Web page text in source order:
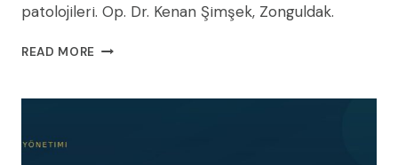
patolojileri. Op. Dr. Kenan Şimşek, Zonguldak.
READ MORE KASIKTAN
AĞRISININ